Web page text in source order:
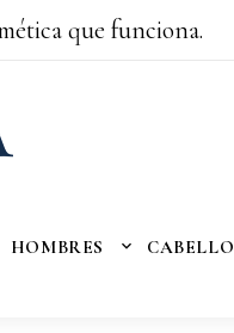
que funciona.
HOMBRES CABELLO